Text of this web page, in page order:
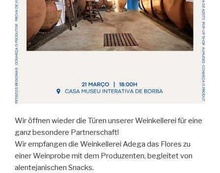
Wir öffnen wieder die Türen unserer Weinkellerei für eine
ganz besondere Partnerschaft!
Wir empfangen die Weinkellerei Adega das Flores zu
einer Weinprobe mit dem Produzenten, begleitet von
alentejanischen Snacks.